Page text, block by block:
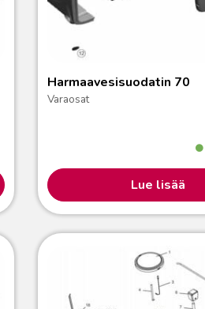
Harmaavesisuodatin 70
Varaosat
Lue lisää